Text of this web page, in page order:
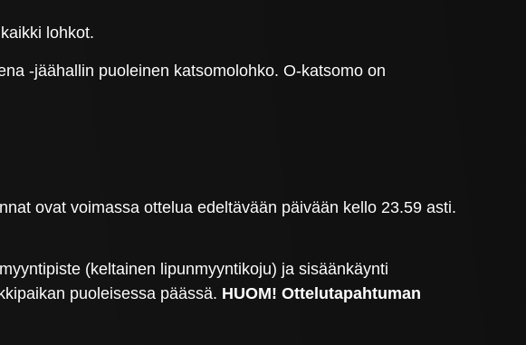
lohkot.
-jäähallin puoleinen katsomolohko. O-katsomo on
ovat voimassa ottelua edeltävään päivään kello 23.59 asti.
(keltainen lipunmyyntikoju) ja sisäänkäynti
puoleisessa päässä. HUOM! Ottelutapahtuman